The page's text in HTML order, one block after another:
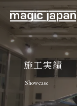
施工実績
Showcase